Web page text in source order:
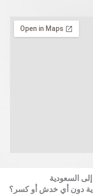
السعودية
دون أي خدش أو كسر؟